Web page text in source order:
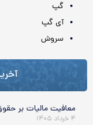
گپ
آی گپ
سروش
معافیت مالیات بر حقوق
۴ خرداد ۱۴۰۵